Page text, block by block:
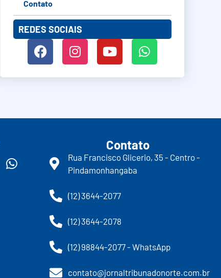
Contato
REDES SOCIAIS
Contato
Rua Francisco Glicerio, 35 - Centro -
Pindamonhangaba
(12) 3644-2077
(12) 3644-2078
(12) 98844-2077 - WhatsApp
contato@jornaltribunadonorte.com.br